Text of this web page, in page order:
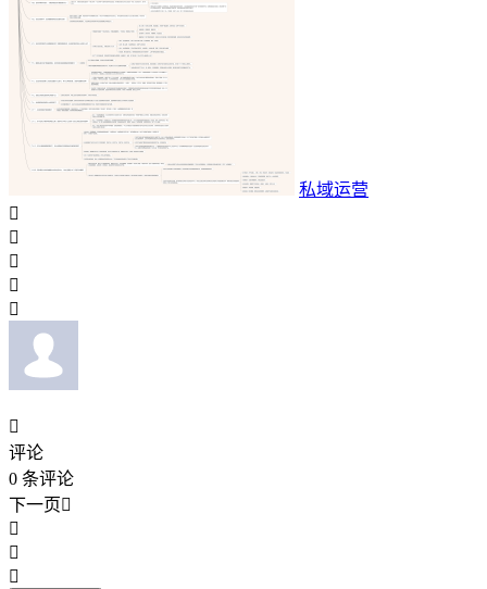
私域运营






评论
0 条评论
下一页


